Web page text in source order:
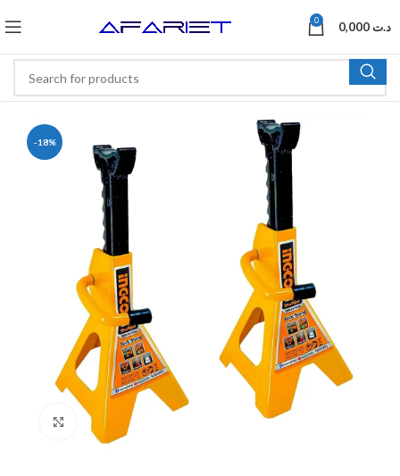
0 د.ت
-18%
Click to enlarge